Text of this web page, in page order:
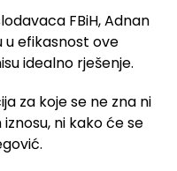
FBiH, Adnan
u efikasnost ove
idealno rješenje.
za koje se ne zna ni
ni kako će se